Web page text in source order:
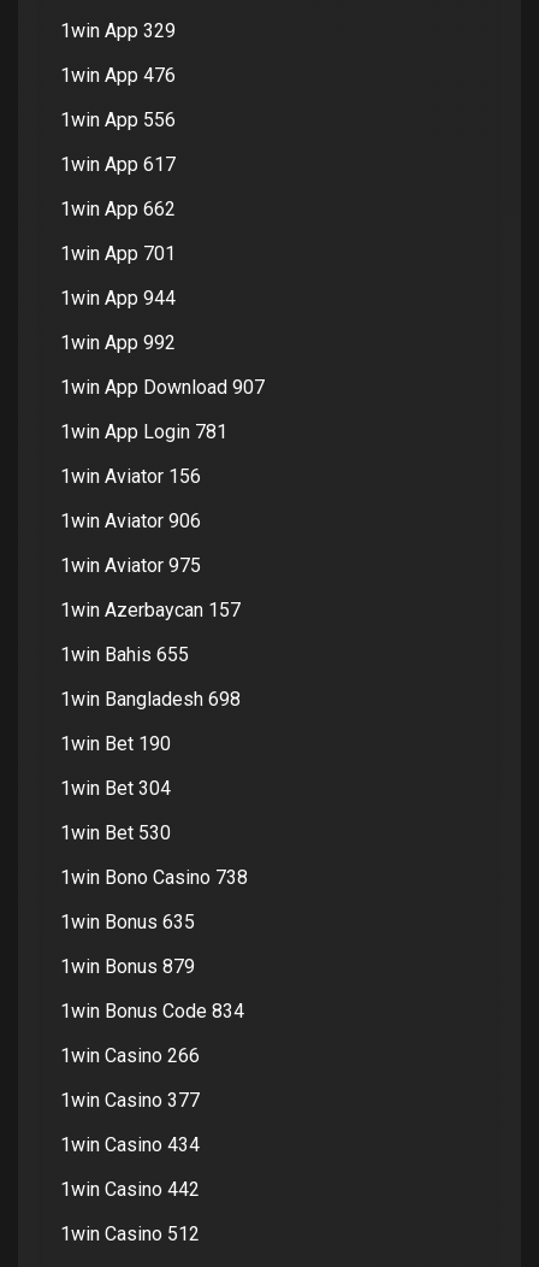
1win App 329
1win App 476
1win App 556
1win App 617
1win App 662
1win App 701
1win App 944
1win App 992
1win App Download 907
1win App Login 781
1win Aviator 156
1win Aviator 906
1win Aviator 975
1win Azerbaycan 157
1win Bahis 655
1win Bangladesh 698
1win Bet 190
1win Bet 304
1win Bet 530
1win Bono Casino 738
1win Bonus 635
1win Bonus 879
1win Bonus Code 834
1win Casino 266
1win Casino 377
1win Casino 434
1win Casino 442
1win Casino 512